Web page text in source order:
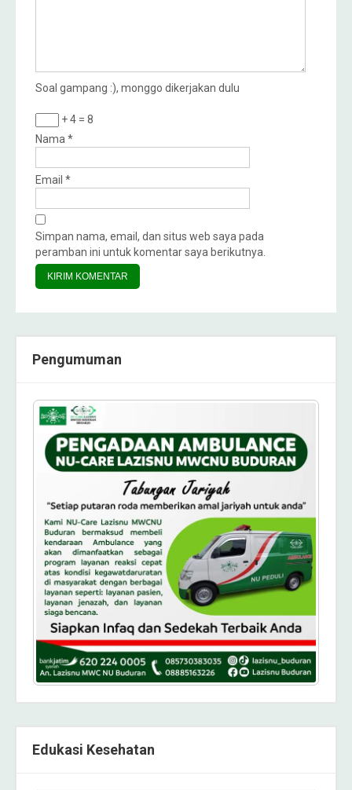
Soal gampang :), monggo dikerjakan dulu
+ 4 = 8
Nama *
Email *
Simpan nama, email, dan situs web saya pada
peramban ini untuk komentar saya berikutnya.
Pengumuman
Edukasi Kesehatan